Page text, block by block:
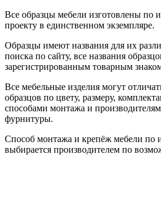
Все образцы мебели изготовлены по
проекту в единственном экземпляре.
Образцы имеют названия для их
поиска по сайту, все названия
зарегистрированным товарным
Все мебельные изделия могут
образцов по цвету, размеру,
способами монтажа и
фурнитуры.
Способ монтажа и крепёж мебели по
выбирается производителем по